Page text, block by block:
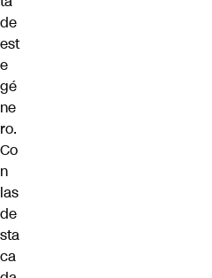
de
est
e
gé
ne
ro.
Co
n
las
de
sta
ca